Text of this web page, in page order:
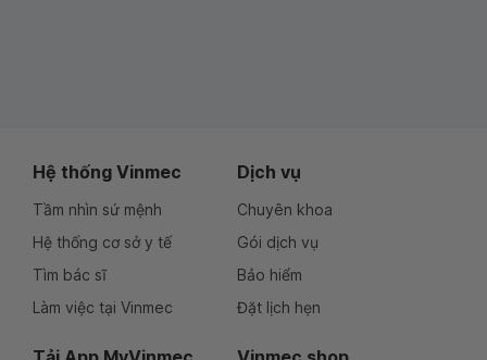
Hệ thống Vinmec
Tầm nhìn sứ mệnh
Hệ thống cơ sở y tế
Tìm bác sĩ
Làm việc tại Vinmec
Dịch vụ
Chuyên khoa
Gói dịch vụ
Bảo hiểm
Đặt lịch hẹn